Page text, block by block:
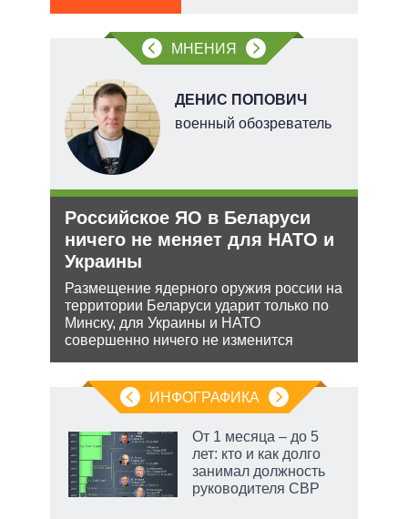
МНЕНИЯ
ДЕНИС ПОПОВИЧ
военный обозреватель
Российское ЯО в Беларуси
ничего не меняет для НАТО и
Украины
Размещение ядерного оружия россии на
территории Беларуси ударит только по
Минску, для Украины и НАТО
совершенно ничего не изменится
ИНФОГРАФИКА
От 1 месяца – до 5
лет: кто и как долго
занимал должность
руководителя СВР